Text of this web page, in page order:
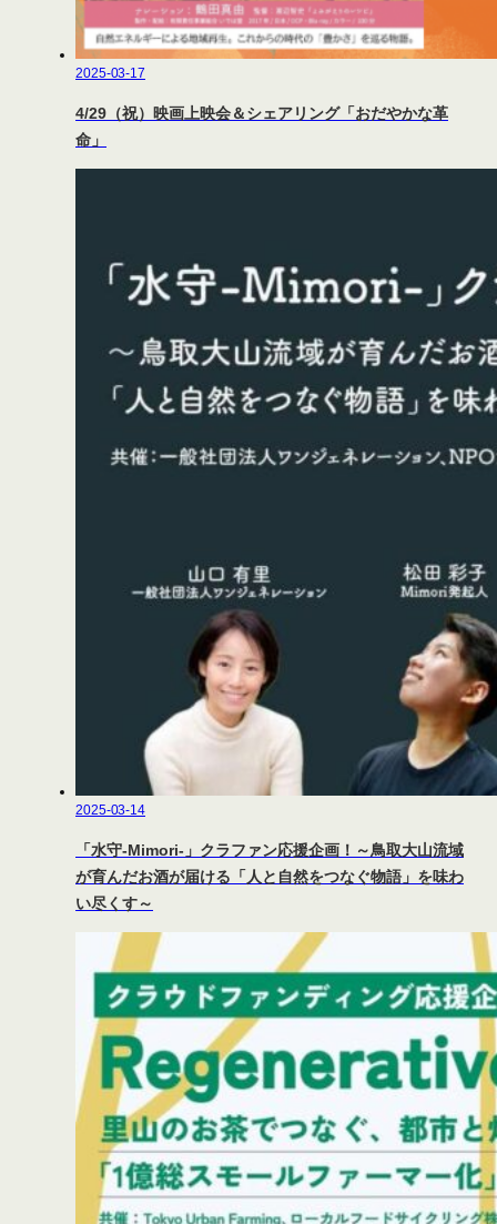
2025-03-17
4/29（祝）映画上映会＆シェアリング「おだやかな革
命」
2025-03-14
「水守-Mimori-」クラファン応援企画！～鳥取大山流域
が育んだお酒が届ける「人と自然をつなぐ物語」を味わ
い尽くす～